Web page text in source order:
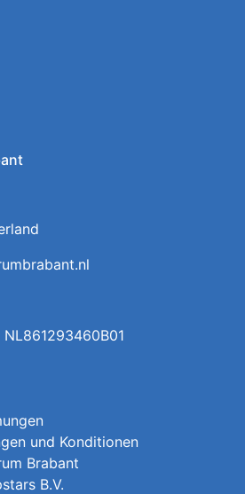
NL861293460B01
und Konditionen
Brabant
B.V.